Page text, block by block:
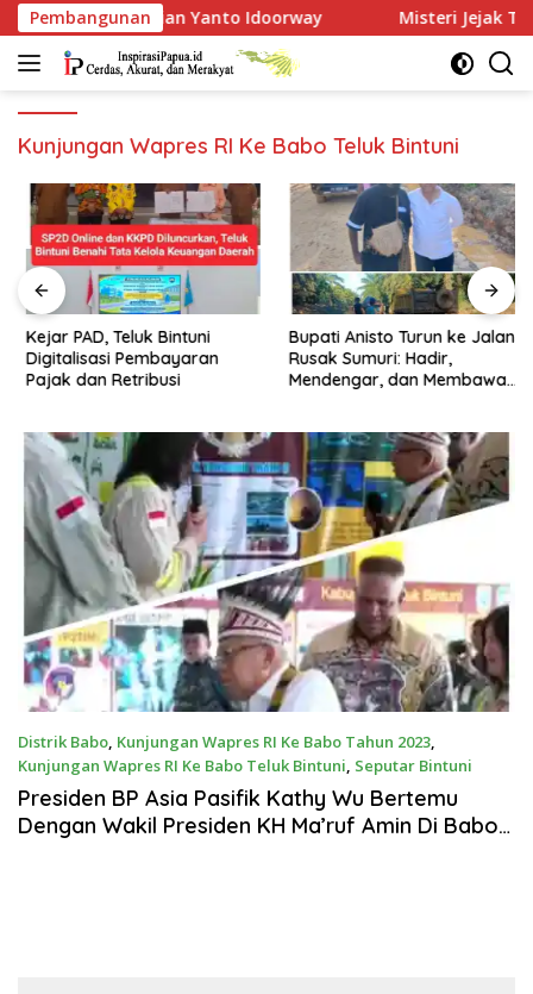
Langsung
ke
konten
Pembangunan
Kematian Yanto Idoorway Misteri Jejak Terakhir
Kunjungan Wapres RI Ke Babo Teluk Bintuni
Kejar PAD, Teluk Bintuni
Digitalisasi Pembayaran
Pajak dan Retribusi
Bupati Anisto Turun ke Jalan
Rusak Sumuri: Hadir,
Mendengar, dan Membawa
Distrik Babo, Kunjungan Wapres RI Ke Babo Tahun 2023,
Kunjungan Wapres RI Ke Babo Teluk Bintuni, Seputar Bintuni
Kamis, 20 Juli 2023
Presiden BP Asia Pasifik Kathy Wu Bertemu
Dengan Wakil Presiden KH Ma’ruf Amin Di Babo